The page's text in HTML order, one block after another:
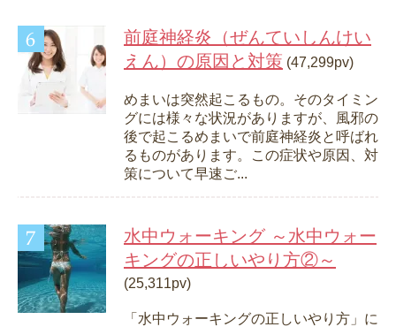
前庭神経炎（ぜんていしんけい
えん）の原因と対策 (47,299pv)
めまいは突然起こるもの。そのタイミン
グには様々な状況がありますが、風邪の
後で起こるめまいで前庭神経炎と呼ばれ
るものがあります。この症状や原因、対
策について早速ご...
水中ウォーキング ～水中ウォー
キングの正しいやり方②～
(25,311pv)
「水中ウォーキングの正しいやり方」に